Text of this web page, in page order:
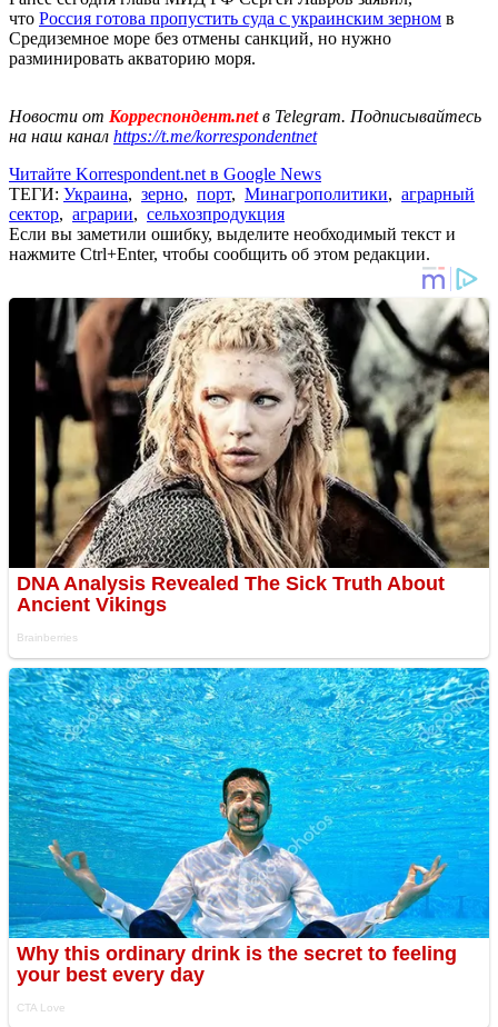
что Россия готова пропустить суда с украинским зерном в
Средиземное море без отмены санкций, но нужно
разминировать акваторию моря.
Новости от Корреспондент.netв Telegram. Подписывайтесь
на наш канал https://t.me/korrespondentnet
Читайте Korrespondent.net в Google News
ТЕГИ: Украина, зерно, порт, Минагрополитики, аграрный
сектор, аграрии, сельхозпродукция
Если вы заметили ошибку, выделите необходимый текст и
нажмите Ctrl+Enter, чтобы сообщить об этом редакции.